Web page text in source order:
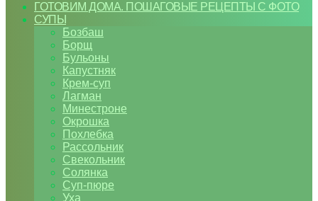
ГОТОВИМ ДОМА. ПОШАГОВЫЕ РЕЦЕПТЫ С ФОТО
СУПЫ
Бозбаш
Борщ
Бульоны
Капустняк
Крем-суп
Лагман
Минестроне
Окрошка
Похлебка
Рассольник
Свекольник
Солянка
Суп-пюре
Уха